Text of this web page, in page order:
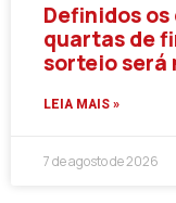
Definidos
quartas de
sorteio será
LEIA MAIS »
7 de agosto de 2026